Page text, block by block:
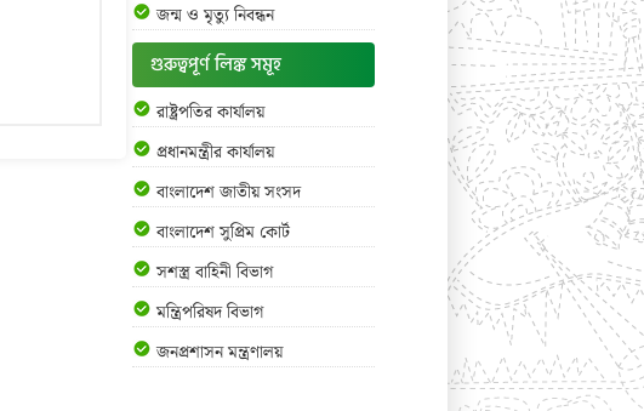
জন্ম ও মৃত্যু নিবন্ধন
গুরুত্বপূর্ণ লিঙ্ক সমূহ
রাষ্ট্রপতির কার্যালয়
প্রধানমন্ত্রীর কার্যালয়
বাংলাদেশ জাতীয় সংসদ
বাংলাদেশ সুপ্রিম কোর্ট
সশস্ত্র বাহিনী বিভাগ
মন্ত্রিপরিষদ বিভাগ
জনপ্রশাসন মন্ত্রণালয়